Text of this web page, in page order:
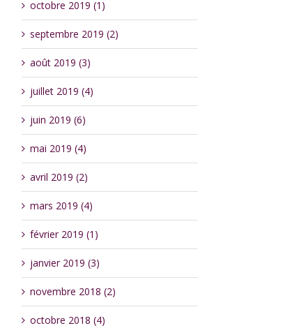
octobre 2019 (1)
septembre 2019 (2)
août 2019 (3)
juillet 2019 (4)
juin 2019 (6)
mai 2019 (4)
avril 2019 (2)
mars 2019 (4)
février 2019 (1)
janvier 2019 (3)
novembre 2018 (2)
octobre 2018 (4)